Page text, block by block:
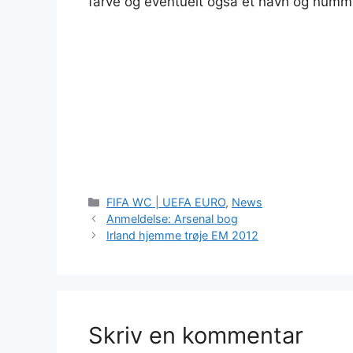
Kategorier
FIFA WC | UEFA EURO, News
Anmeldelse: Arsenal bog
Irland hjemme trøje EM 2012
Skriv en kommentar